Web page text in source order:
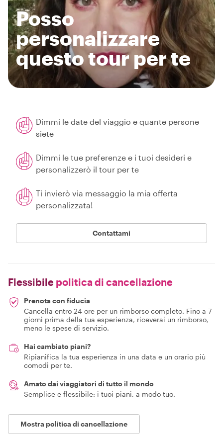
Posso
personalizzare
questo tour per te
Dimmi le date del viaggio e quante persone
siete
Dimmi le tue preferenze e i tuoi desideri e
personalizzerò il tour per te
Ti invierò via messaggio la mia offerta
personalizzata!
Contattami
Flessibile politica di cancellazione
Prenota con fiducia
Cancella entro 24 ore per un rimborso completo. Fino a 7
giorni prima della tua esperienza, riceverai un rimborso,
meno le spese di servizio.
Hai cambiato piani?
Ripianifica la tua esperienza in una data e un orario più
comodi per te.
Amato dai viaggiatori di tutto il mondo
Semplice e flessibile: i tuoi piani, a modo tuo.
Mostra politica di cancellazione